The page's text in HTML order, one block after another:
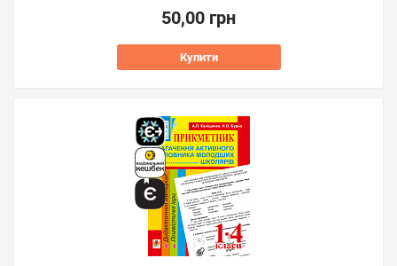
50,00 грн
Купити